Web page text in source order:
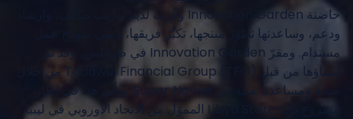
حاضنة Innovation Garden وفّرت لدينا تدريب مكثّف، وإرشاد
ودعم، وساعدتها تطوّر منتجها، تكبّر فريقها، وتبنّي نموذج عمل
مستدام. ومقرّ Innovation Garden في طرابلس، وقد تم
إنشاؤها من قبل Tadawul Financial Group (TFG) من خلال
منحة ومساعدة تقنية من Super Novae. ويأتي هذا في إطار
مشروع Libya Start-Up المموّل من الاتحاد الأوروبي في ليبيا